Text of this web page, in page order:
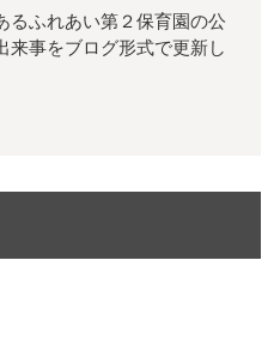
るふれあい第２保育園の公
来事をブログ形式で更新し